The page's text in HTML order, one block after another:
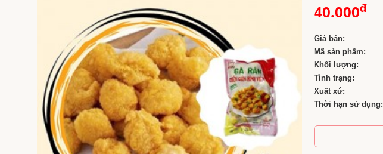
40.000đ
Giá bán:
Mã sản phẩm:
Khối lượng:
Tình trạng:
Xuất xứ:
Thời hạn sử dụng: